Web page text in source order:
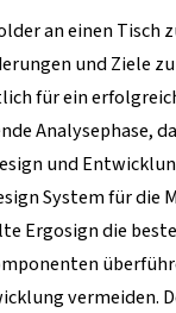
an einen Tisch
und Ziele
für ein
Analysephase,
und
System für die
Ergosign die
vermeiden.